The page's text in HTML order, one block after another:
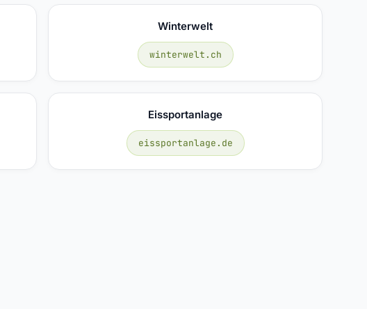
Winterwelt
winterwelt.ch
Eissportanlage
eissportanlage.de